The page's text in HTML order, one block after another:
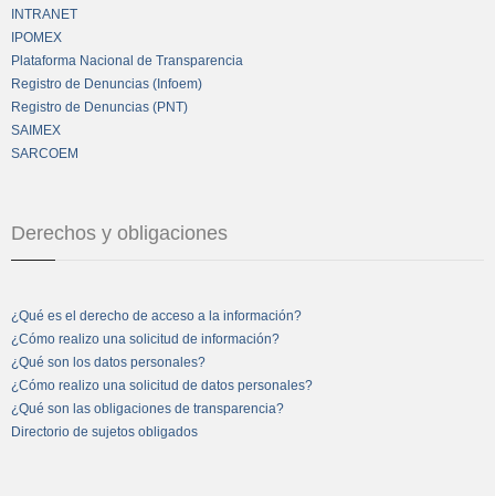
INTRANET
IPOMEX
Plataforma Nacional de Transparencia
Registro de Denuncias (Infoem)
Registro de Denuncias (PNT)
SAIMEX
SARCOEM
Derechos y obligaciones
¿Qué es el derecho de acceso a la información?
¿Cómo realizo una solicitud de información?
¿Qué son los datos personales?
¿Cómo realizo una solicitud de datos personales?
¿Qué son las obligaciones de transparencia?
Directorio de sujetos obligados